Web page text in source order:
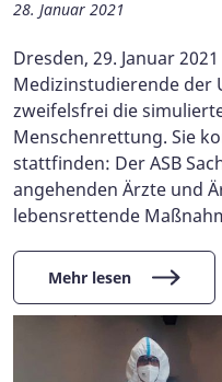
28. Januar 2021
Dresden, 29. Januar
Medizinstudierende der
zweifelsfrei die
Menschenrettung. Sie
stattfinden: Der ASB
angehenden Ärzte und
lebensrettende
Mehr lesen